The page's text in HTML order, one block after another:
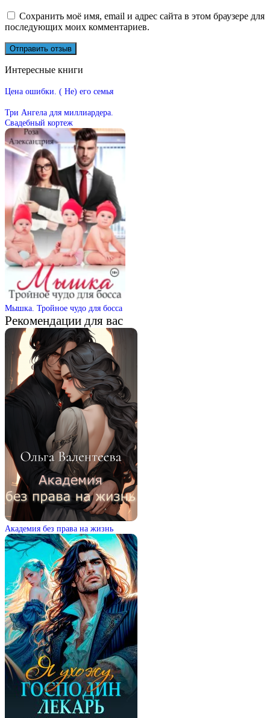
Сохранить моё имя, email и адрес сайта в этом браузере для
последующих моих комментариев.
Интересные книги
Цена ошибки. ( Не) его семья
Три Ангела для миллиардера.
Свадебный кортеж
Мышка. Тройное чудо для босса
Рекомендации для вас
Академия без права на жизнь